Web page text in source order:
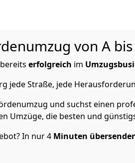
von A
erfolgreich im
jede Straße, jede
und suchst einen
Umzüge, die besten und
In nur 4 Minuten